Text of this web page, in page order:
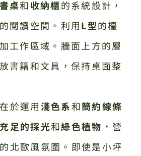
書桌和收納櫃的系統設計，
閱讀空間。利用L型的檯
工作區域。牆面上方的層
書籍和文具，保持桌面整
於運用淺色系和簡約線條
充足的採光和綠色植物 ，營
北歐風氛圍。即使是小坪